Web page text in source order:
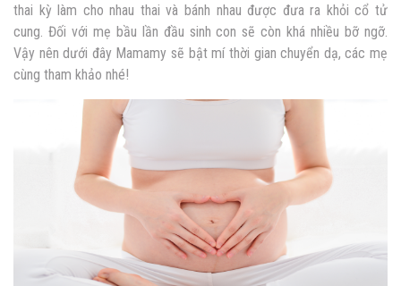
thai kỳ làm cho nhau thai và bánh nhau được đưa ra khỏi cổ tử
cung. Đối với mẹ bầu lần đầu sinh con sẽ còn khá nhiều bỡ ngỡ.
Vậy nên dưới đây Mamamy sẽ bật mí thời gian chuyển dạ, các mẹ
cùng tham khảo nhé!